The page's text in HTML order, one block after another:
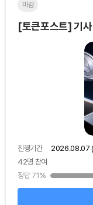
마감
[토큰포스트] 기
진행기간
2026.08.07
42명 참여
정답 71%